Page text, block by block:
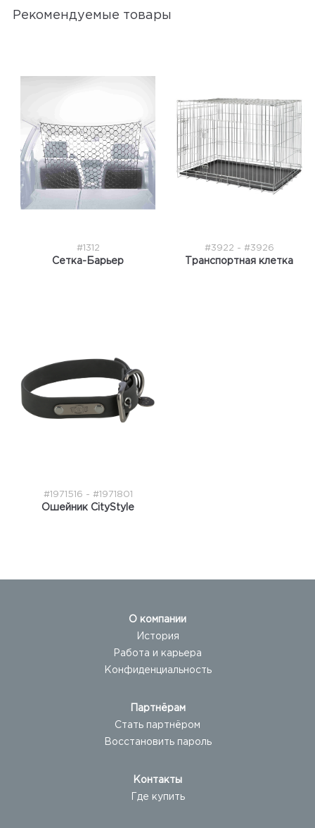
Рекомендуемые товары
#1312
Сетка-Барьер
#3922 - #3926
Транспортная клетка
#1971516 - #1971801
Ошейник CityStyle
О компании
История
Работа и карьера
Конфиденциальность
Партнёрам
Стать партнёром
Восстановить пароль
Контакты
Где купить